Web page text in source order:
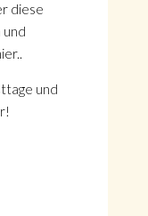
diese
und
und